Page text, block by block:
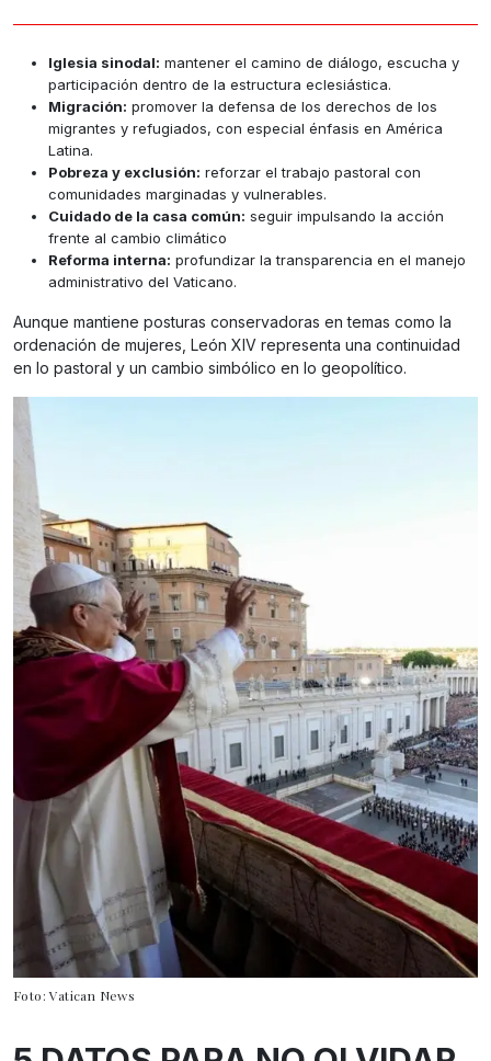
Iglesia sinodal: mantener el camino de diálogo, escucha y
participación dentro de la estructura eclesiástica.
Migración: promover la defensa de los derechos de los
migrantes y refugiados, con especial énfasis en América
Latina.
Pobreza y exclusión: reforzar el trabajo pastoral con
comunidades marginadas y vulnerables.
Cuidado de la casa común: seguir impulsando la acción
frente al cambio climático
Reforma interna: profundizar la transparencia en el manejo
administrativo del Vaticano.
Aunque mantiene posturas conservadoras en temas como la
ordenación de mujeres, León XIV representa una continuidad
en lo pastoral y un cambio simbólico en lo geopolítico.
Foto: Vatican News